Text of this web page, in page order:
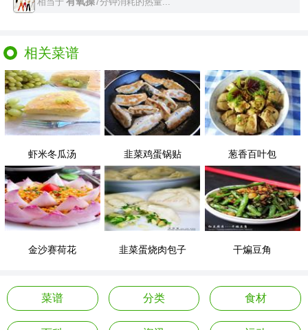
相关菜谱
虾米冬瓜汤 韭菜鸡蛋锅贴 葱香百叶包
金沙赛荷花 韭菜蛋烧肉包子 干煸豆角
菜谱 分类 食材